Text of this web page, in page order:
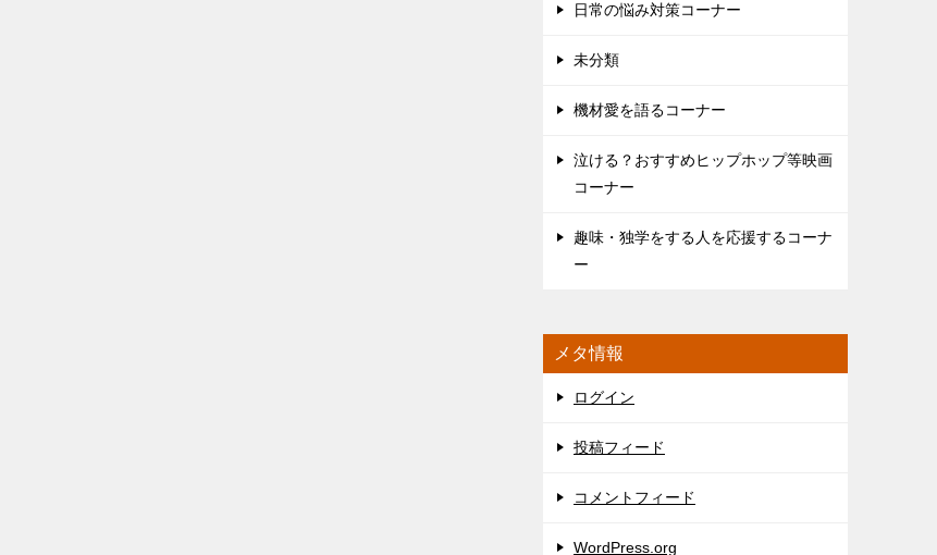
日常の悩み対策コーナー
未分類
機材愛を語るコーナー
泣ける？おすすめヒップホップ等映画
コーナー
趣味・独学をする人を応援するコーナ
ー
メタ情報
ログイン
投稿フィード
コメントフィード
WordPress.org